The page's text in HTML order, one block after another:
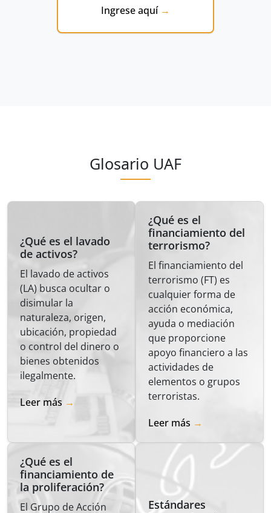
Ingrese aquí
Glosario UAF
¿Qué es el lavado
de activos?
El lavado de activos
(LA) busca ocultar o
disimular la
naturaleza, origen,
ubicación, propiedad
o control del dinero o
bienes obtenidos
ilegalmente.
Leer más
¿Qué es el
financiamiento del
terrorismo?
El financiamiento del
terrorismo (FT) es
cualquier forma de
acción económica,
ayuda o mediación
que proporcione
apoyo financiero a las
actividades de
elementos o grupos
terroristas.
Leer más
¿Qué es el
financiamiento de
la proliferación?
El Grupo de Acción
Estándares